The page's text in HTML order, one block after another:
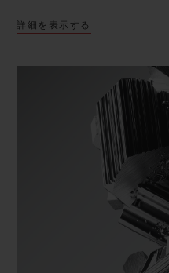
詳細を表示する